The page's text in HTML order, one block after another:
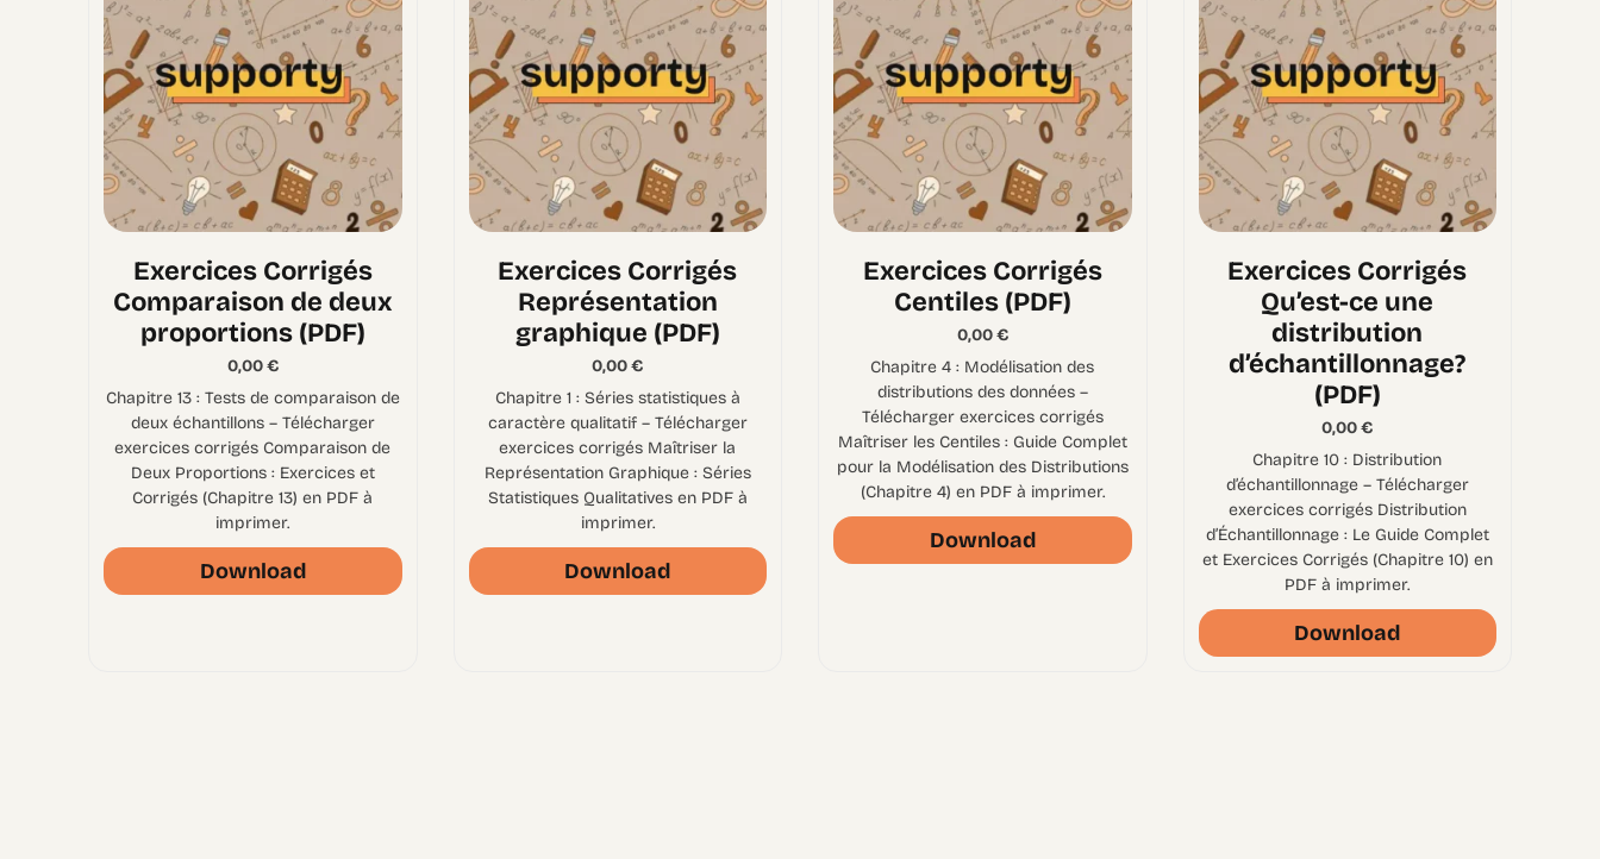
Exercices Corrigés
Comparaison de deux
proportions (PDF)
0,00€
Chapitre 13 : Tests de comparaison de
deux échantillons – Télécharger
exercices corrigés Comparaison de
Deux Proportions : Exercices et
Corrigés (Chapitre 13) en PDF à
imprimer.
Download
Exercices Corrigés
Représentation
graphique (PDF)
0,00€
Chapitre 1 : Séries statistiques à
caractère qualitatif – Télécharger
exercices corrigés Maîtriser la
Représentation Graphique : Séries
Statistiques Qualitatives en PDF à
imprimer.
Download
Exercices Corrigés
Centiles (PDF)
0,00€
Chapitre 4 : Modélisation des
distributions des données –
Télécharger exercices corrigés
Maîtriser les Centiles : Guide Complet
pour la Modélisation des Distributions
(Chapitre 4) en PDF à imprimer.
Download
Exercices Corrigés
Qu’est-ce une
distribution
d’échantillonnage?
(PDF)
0,00€
Chapitre 10 : Distribution
d’échantillonnage – Télécharger
exercices corrigés Distribution
d’Échantillonnage : Le Guide Complet
et Exercices Corrigés (Chapitre 10) en
PDF à imprimer.
Download